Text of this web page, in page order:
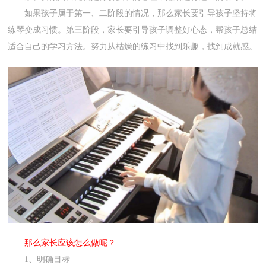
如果孩子属于第一、二阶段的情况，那么家长要引导孩子坚持将
练琴变成习惯。第三阶段，家长要引导孩子调整好心态，帮孩子总结
适合自己的学习方法。努力从枯燥的练习中找到乐趣，找到成就感。
那么家长应该怎么做呢？
1、明确目标